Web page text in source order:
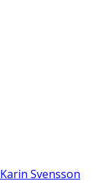
Karin Svensson